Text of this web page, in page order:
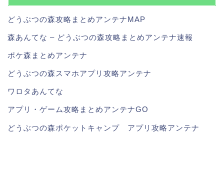
どうぶつの森攻略まとめアンテナMAP
森あんてな – どうぶつの森攻略まとめアンテナ速報
ポケ森まとめアンテナ
どうぶつの森スマホアプリ攻略アンテナ
ワロタあんてな
アプリ・ゲーム攻略まとめアンテナGO
どうぶつの森ポケットキャンプ アプリ攻略アンテナ